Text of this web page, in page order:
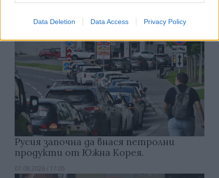
Data Deletion Data Access Privacy Policy
Русия започна да внася петролни
продукти от Южна Корея.
07.08.2026 / 17:05